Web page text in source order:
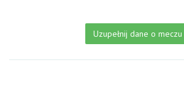
Uzupełnij dane o meczu